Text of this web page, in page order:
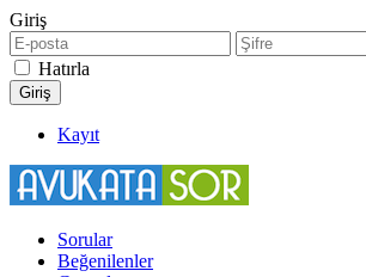
Giriş
Hatırla
Kayıt
Sorular
Beğenilenler